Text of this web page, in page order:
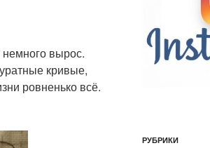
вырос.
кривые,
ровненько всё.
РУБРИКИ